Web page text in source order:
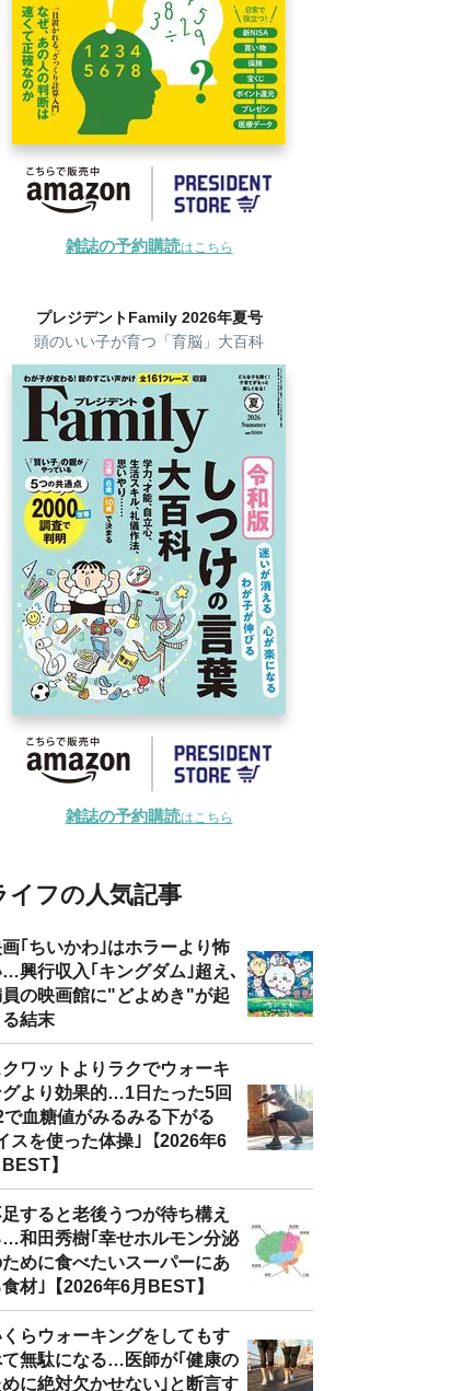
雑誌の予約購読はこちら
プレジデントFamily 2026年夏号
頭のいい子が育つ「育脳」大百科
雑誌の予約購読はこちら
イフの人気記事
画｢ちいかわ｣はホラーより怖
…興行収入｢キングダム｣超え､
の映画館に"どよめき"が起
る結末
クワットよりラクでウォーキ
グより効果的…1日たった5回
で血糖値がみるみる下がる
スを使った体操｣【2026年6
BEST】
すると老後うつが待ち構え
…和田秀樹｢幸せホルモン分泌
めに食べたいスーパーにあ
材｣【2026年6月BEST】
くらウォーキングをしてもす
無駄になる…医師が｢健康の
めに絶対欠かせない｣と断言す